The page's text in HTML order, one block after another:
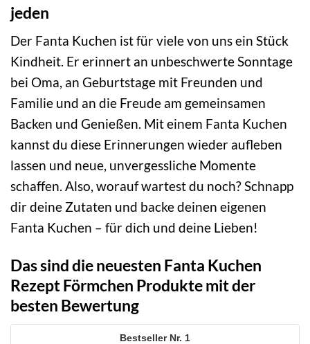
jeden
Der Fanta Kuchen ist für viele von uns ein Stück
Kindheit. Er erinnert an unbeschwerte Sonntage
bei Oma, an Geburtstage mit Freunden und
Familie und an die Freude am gemeinsamen
Backen und Genießen. Mit einem Fanta Kuchen
kannst du diese Erinnerungen wieder aufleben
lassen und neue, unvergessliche Momente
schaffen. Also, worauf wartest du noch? Schnapp
dir deine Zutaten und backe deinen eigenen
Fanta Kuchen – für dich und deine Lieben!
Das sind die neuesten Fanta Kuchen
Rezept Förmchen Produkte mit der
besten Bewertung
1